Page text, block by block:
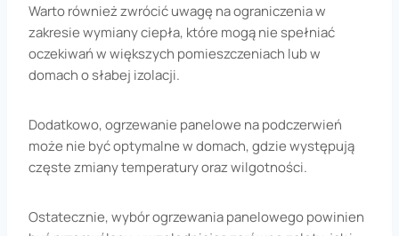
Warto również zwrócić uwagę na ograniczenia w
zakresie wymiany ciepła, które mogą nie spełniać
oczekiwań w większych pomieszczeniach lub w
domach o słabej izolacji.
Dodatkowo, ogrzewanie panelowe na podczerwień
może nie być optymalne w domach, gdzie występują
częste zmiany temperatury oraz wilgotności.
Ostatecznie, wybór ogrzewania panelowego powinien